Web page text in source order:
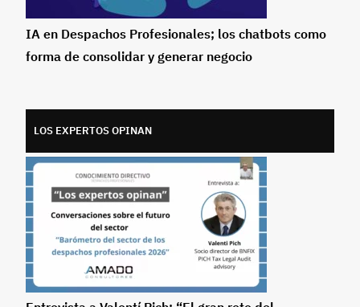
IA en Despachos Profesionales; los chatbots como
forma de consolidar y generar negocio
LOS EXPERTOS OPINAN